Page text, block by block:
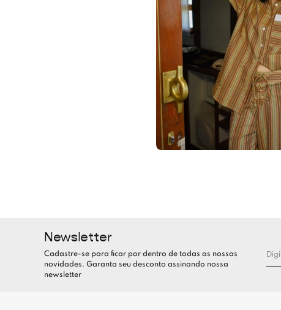
Newsletter
Cadastre-se para ficar por dentro de todas as nossas
novidades. Garanta seu desconto assinando nossa
newsletter